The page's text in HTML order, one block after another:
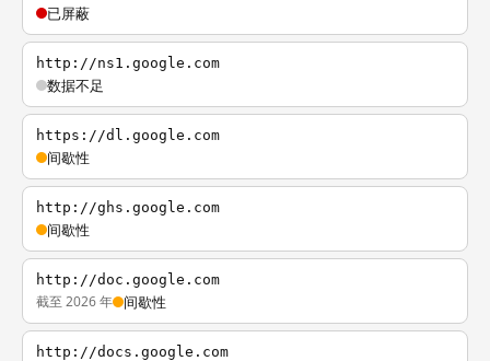
已屏蔽
http://ns1.google.com
数据不足
https://dl.google.com
间歇性
http://ghs.google.com
间歇性
http://doc.google.com
截至 2026 年 间歇性
http://docs.google.com